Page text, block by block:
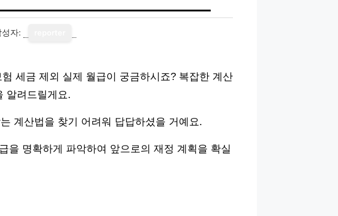
성자:
세금 제외 실제 월급이 궁금하시죠? 복잡한 계산
알려드릴게요.
계산법을 찾기 어려워 답답하셨을 거예요.
을 명확하게 파악하여 앞으로의 재정 계획을 확실